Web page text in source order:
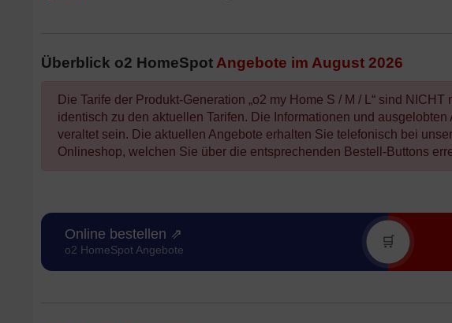
Überblick o2 HomeSpot Angebote im August 2026
Die Tarife der Produkt-Generation „o2 my Home S / M / L“ sind
identisch zu den aktuellen Tarifen. Die Informationen und
veraltet sein. Die aktuellen Angebote erhalten Sie telefonisch bei
Onlineshop, welchen Sie über die entsprechenden Bestell-Buttons
Online bestellen ⇗
o2 HomeSpot Angebote
🛒